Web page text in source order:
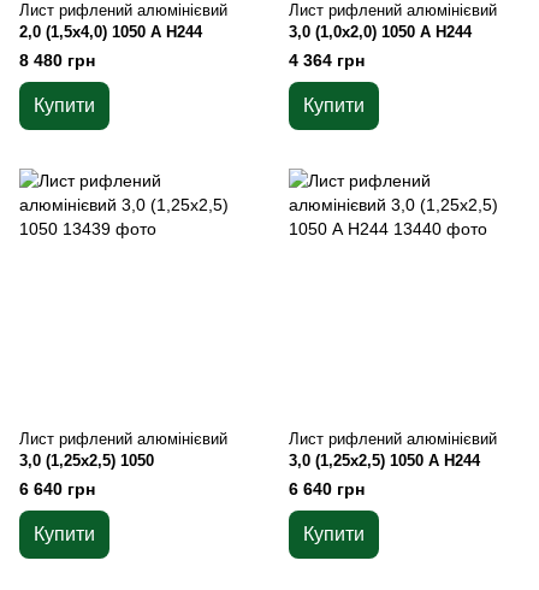
Лист рифлений алюмінієвий
2,0 (1,5х4,0) 1050 А Н244
8 480 грн
Купити
Лист рифлений алюмінієвий
3,0 (1,0х2,0) 1050 А Н244
4 364 грн
Купити
Лист рифлений алюмінієвий
3,0 (1,25х2,5) 1050
6 640 грн
Купити
Лист рифлений алюмінієвий
3,0 (1,25х2,5) 1050 А Н244
6 640 грн
Купити